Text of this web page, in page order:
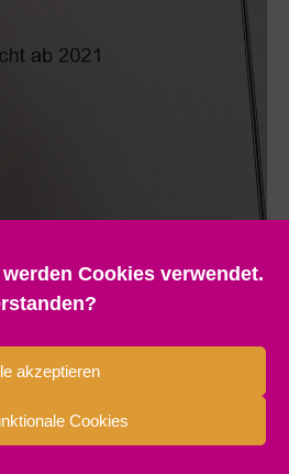
Cookies verwendet.
akzeptieren
Cookies